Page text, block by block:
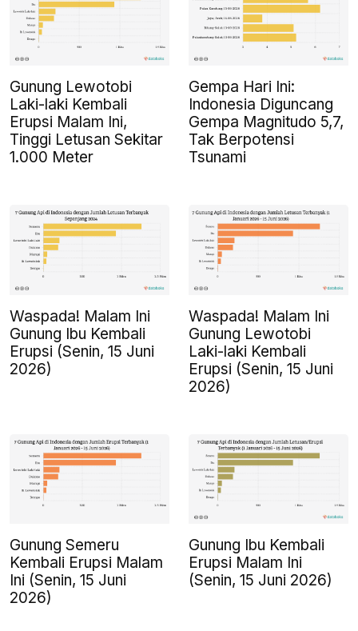
Gunung Lewotobi
Laki-laki Kembali
Erupsi Malam Ini,
Tinggi Letusan Sekitar
1.000 Meter
Gempa Hari Ini:
Indonesia Diguncang
Gempa Magnitudo 5,7,
Tak Berpotensi
Tsunami
Waspada! Malam Ini
Gunung Ibu Kembali
Erupsi (Senin, 15 Juni
2026)
Waspada! Malam Ini
Gunung Lewotobi
Laki-laki Kembali
Erupsi (Senin, 15 Juni
2026)
Gunung Semeru
Kembali Erupsi Malam
Ini (Senin, 15 Juni
2026)
Gunung Ibu Kembali
Erupsi Malam Ini
(Senin, 15 Juni 2026)